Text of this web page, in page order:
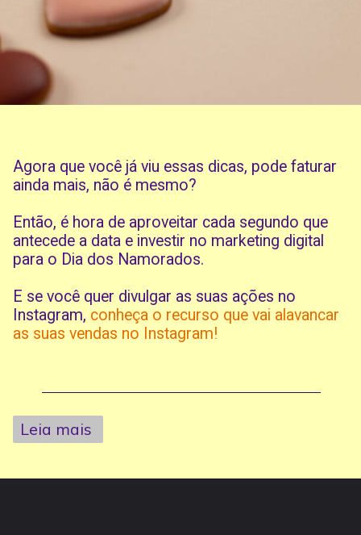
Agora que você já viu essas dicas, pode faturar
ainda mais, não é mesmo?
Então, é hora de aproveitar cada segundo que
antecede a data e investir no marketing digital
para o Dia dos Namorados.
E se você quer divulgar as suas ações no
Instagram, conheça o recurso que vai alavancar
as suas vendas no Instagram!
Leia mais